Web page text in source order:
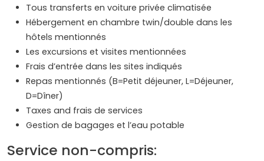
Tous transferts en voiture privée climatisée
Hébergement en chambre twin/double dans les
hôtels mentionnés
Les excursions et visites mentionnées
Frais d’entrée dans les sites indiqués
Repas mentionnés (B=Petit déjeuner, L=Déjeuner,
D=Dîner)
Taxes and frais de services
Gestion de bagages et l’eau potable
Service non-compris: